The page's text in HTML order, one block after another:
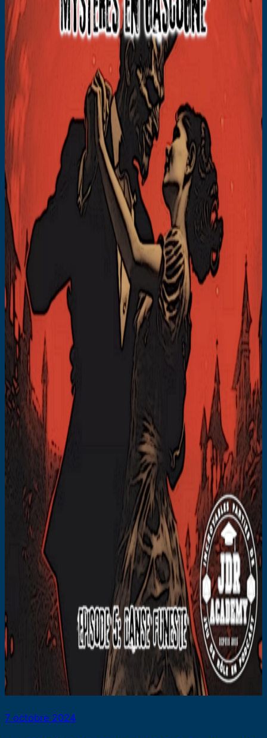
7 octobre 2024